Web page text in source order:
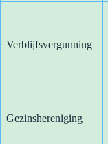
Verblijfsvergunning
Gezinshereniging